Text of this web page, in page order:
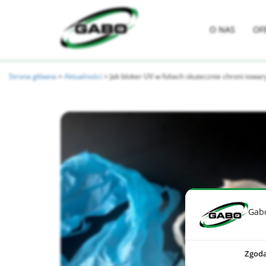
O NAS
Strona główna>Aktualności >Jak bloker UV w foliach skutecznie chroni